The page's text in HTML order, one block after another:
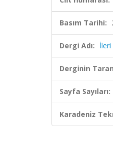
Basım Tarihi:
Dergi Adı:
Derginin
Sayfa Sayıları:
Karadeniz